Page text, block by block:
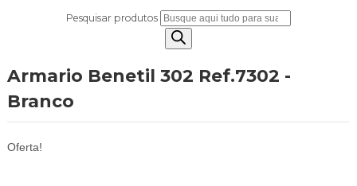
Pesquisar produtos
Armario Benetil 302 Ref.7302 -
Branco
Oferta!